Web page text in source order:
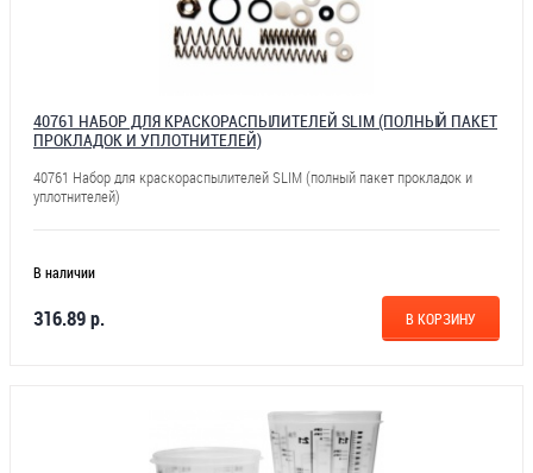
40761 НАБОР ДЛЯ КРАСКОРАСПЫЛИТЕЛЕЙ SLIM (ПОЛНЫЙ ПАКЕТ
ПРОКЛАДОК И УПЛОТНИТЕЛЕЙ)
40761 Набор для краскораспылителей SLIM (полный пакет прокладок и
уплотнителей)
В наличии
316.89 р. В КОРЗИНУ